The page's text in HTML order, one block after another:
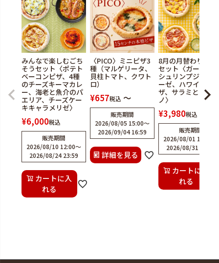
みんなで楽しむごち
そうセット〈ポテト
ベーコンピザ、4種
のチーズキーマカレ
ー、海老と魚介のパ
エリア、チーズケー
キキャラメリゼ〉
¥6,000税込
販売期間
2026/08/10 12:00〜
2026/08/24 23:59
カートに入
れる
〈PICO〉ミニピザ3
種（マルゲリータ、
貝柱トマト、クワト
ロ）
¥657税込 〜
販売期間
2026/08/05 15:00〜
2026/09/04 16:59
詳細を見る
8月の月替わりピザ
セット〈ガーリッ
シュリンプジェノ
ーゼ、ハワイアンピ
ザ、サラミとオレガ
ノ〉
¥3,980税込
販売期間
2026/08/01 12:00
2026/08/31 23:59
カートに入
れる